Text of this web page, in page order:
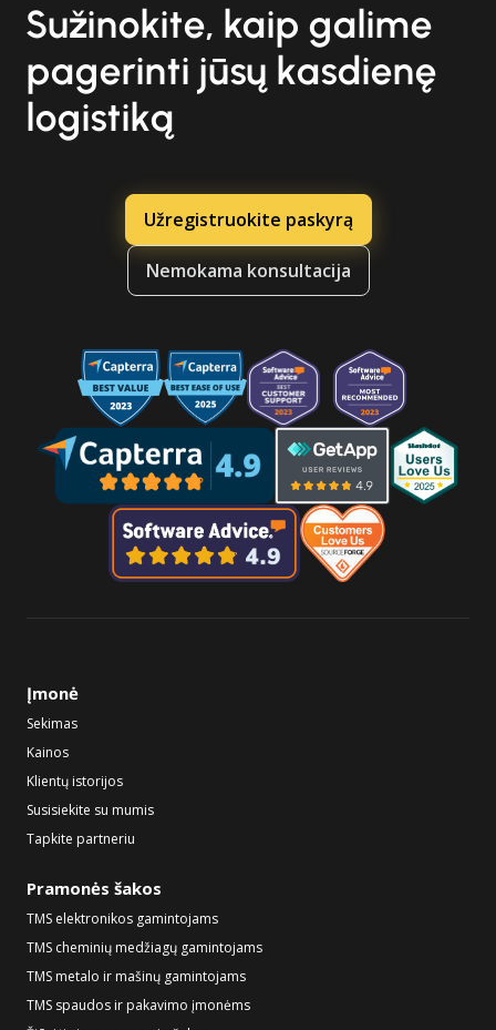
Sužinokite, kaip galime
pagerinti jūsų kasdienę
logistiką
Užregistruokite paskyrą
Nemokama konsultacija
Įmonė
Sekimas
Kainos
Klientų istorijos
Susisiekite su mumis
Tapkite partneriu
Pramonės šakos
TMS elektronikos gamintojams
TMS cheminių medžiagų gamintojams
TMS metalo ir mašinų gamintojams
TMS spaudos ir pakavimo įmonėms